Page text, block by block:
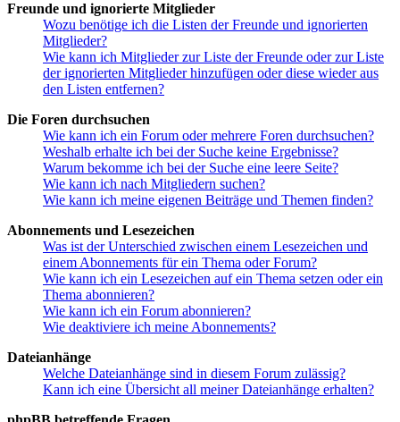
Freunde und ignorierte Mitglieder
Wozu benötige ich die Listen der Freunde und ignorierten
Mitglieder?
Wie kann ich Mitglieder zur Liste der Freunde oder zur Liste
der ignorierten Mitglieder hinzufügen oder diese wieder aus
den Listen entfernen?
Die Foren durchsuchen
Wie kann ich ein Forum oder mehrere Foren durchsuchen?
Weshalb erhalte ich bei der Suche keine Ergebnisse?
Warum bekomme ich bei der Suche eine leere Seite?
Wie kann ich nach Mitgliedern suchen?
Wie kann ich meine eigenen Beiträge und Themen finden?
Abonnements und Lesezeichen
Was ist der Unterschied zwischen einem Lesezeichen und
einem Abonnements für ein Thema oder Forum?
Wie kann ich ein Lesezeichen auf ein Thema setzen oder ein
Thema abonnieren?
Wie kann ich ein Forum abonnieren?
Wie deaktiviere ich meine Abonnements?
Dateianhänge
Welche Dateianhänge sind in diesem Forum zulässig?
Kann ich eine Übersicht all meiner Dateianhänge erhalten?